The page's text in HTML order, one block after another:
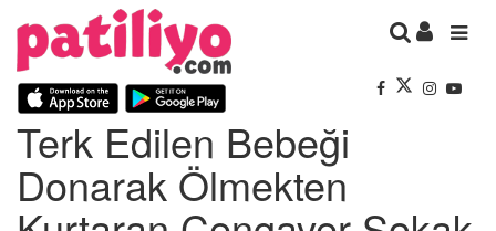
Terk Edilen Bebeği
Donarak Ölmekten